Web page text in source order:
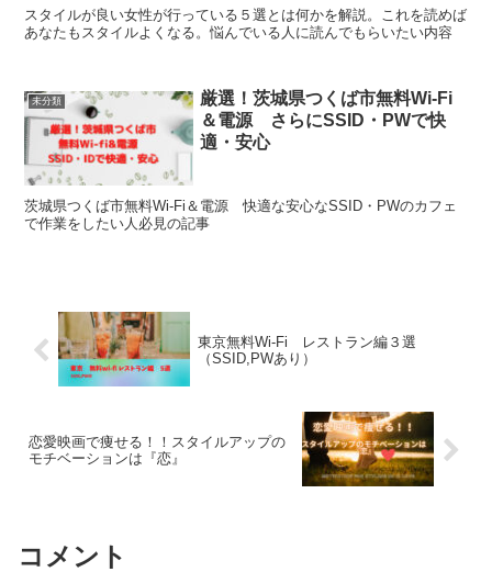
スタイルが良い女性が行っている５選とは何かを解説。これを読めば
あなたもスタイルよくなる。悩んでいる人に読んでもらいたい内容
未分類
厳選！茨城県つくば市無料Wi-Fi
＆電源 さらにSSID・PWで快
適・安心
茨城県つくば市無料Wi-Fi＆電源 快適な安心なSSID・PWのカフェ
で作業をしたい人必見の記事
東京無料Wi-Fi レストラン編３選
（SSID,PWあり）
恋愛映画で痩せる！！スタイルアップの
モチベーションは『恋』
コメント